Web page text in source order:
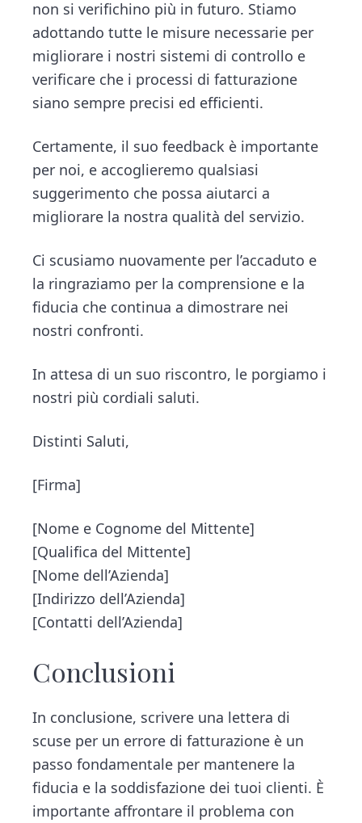
non si verifichino più in futuro. Stiamo
adottando tutte le misure necessarie per
migliorare i nostri sistemi di controllo e
verificare che i processi di fatturazione
siano sempre precisi ed efficienti.
Certamente, il suo feedback è importante
per noi, e accoglieremo qualsiasi
suggerimento che possa aiutarci a
migliorare la nostra qualità del servizio.
Ci scusiamo nuovamente per l’accaduto e
la ringraziamo per la comprensione e la
fiducia che continua a dimostrare nei
nostri confronti.
In attesa di un suo riscontro, le porgiamo i
nostri più cordiali saluti.
Distinti Saluti,
[Firma]
[Nome e Cognome del Mittente]
[Qualifica del Mittente]
[Nome dell’Azienda]
[Indirizzo dell’Azienda]
[Contatti dell’Azienda]
Conclusioni
In conclusione, scrivere una lettera di
scuse per un errore di fatturazione è un
passo fondamentale per mantenere la
fiducia e la soddisfazione dei tuoi clienti. È
importante affrontare il problema con